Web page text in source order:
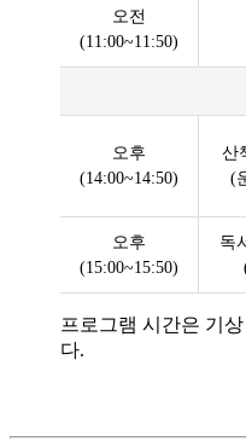
오전
(11:00~11:50)
오후
(14:00~14:50)
산
(
오후
(15:00~15:50)
독
프로그램 시간은 기
다.